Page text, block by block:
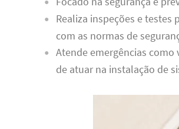
Realiza inspeções e
com as normas de
Atende emergências
de atuar na instalação de